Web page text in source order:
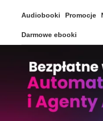
Audiobooki Promocje
Darmowe ebooki